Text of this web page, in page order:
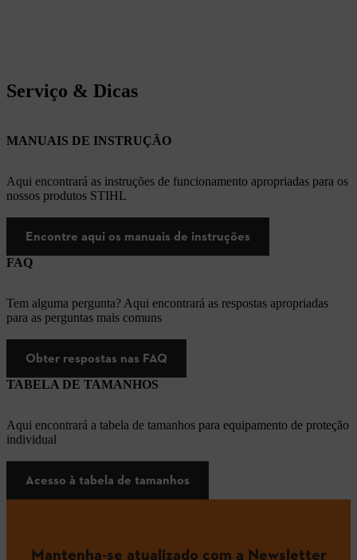
Serviço & Dicas
MANUAIS DE INSTRUÇÃO
Aqui encontrará as instruções de funcionamento apropriadas para os
nossos produtos STIHL
Encontre aqui os manuais de instruções
FAQ
Tem alguma pergunta? Aqui encontrará as respostas apropriadas
para as perguntas mais comuns
Obter respostas nas FAQ
TABELA DE TAMANHOS
Aqui encontrará a tabela de tamanhos para equipamento de proteção
individual
Acesso à tabela de tamanhos
Mantenha-se atualizado com a Newsletter